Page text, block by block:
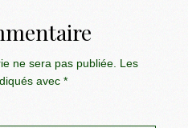
ne sera pas publiée. Les
avec*